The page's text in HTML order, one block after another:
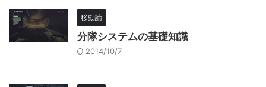
移動論
分隊システムの基礎知識
2014/10/7